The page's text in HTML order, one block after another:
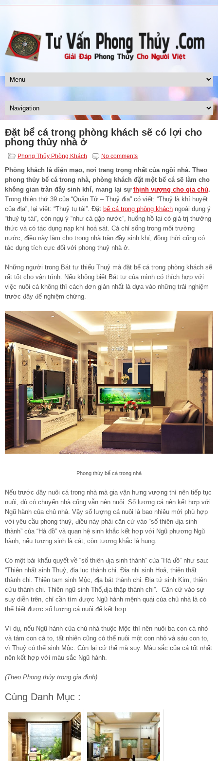
Đặt bể cá trong phòng khách sẽ có lợi cho
phong thủy nhà ở
Phong Thủy Phòng Khách No comments
Phòng khách là diện mạo, nơi trang trọng nhất của ngôi nhà. Theo
phong thủy bể cá trong nhà, phòng khách đặt một bể cá sẽ làm cho
không gian tràn đây sinh khí, mang lại sự thịnh vượng cho gia chủ.
Trong thiên thứ 39 của “Quản Tử – Thuỷ địa” có viết: “Thuỷ là khí huyết
của địa”, lại viết: “Thuỷ tụ tài”. Đặt bể cá trong phòng khách ngoài dụng ý
“thuỷ tụ tài”, còn ngụ ý “như cá gặp nước”, huống hồ lại có giá trị thưởng
thức và có tác dụng nạp khí hoá sát. Cá chỉ sống trong môi trường
nước, điều này làm cho trong nhà tràn đầy sinh khí, đồng thời cũng có
tác dụng tích cực đối với phong thuỷ nhà ở.
Những người trong Bát tự thiếu Thuỷ mà đặt bể cá trong phòng khách sẽ
rất tốt cho vận trình. Nếu không biết Bát tự của mình có thích hợp với
việc nuôi cá không thì cách đơn giản nhất là dựa vào những trải nghiệm
trước đây để nghiệm chứng.
Phong thủy bể cá trong nhà
Nếu trước đây nuôi cá trong nhà mà gia vận hưng vượng thì nên tiếp tục
nuôi, dù có chuyển nhà cũng vẫn nên nuôi. Số lượng cá nên kết hợp với
Ngũ hành của chủ nhà. Vậy số lượng cá nuôi là bao nhiêu mới phù hợp
với yêu cầu phong thuỷ, điều này phải căn cứ vào “số thiên địa sinh
thành” của “Hà đồ” và quan hệ sinh khắc kết hợp với Ngũ phương Ngũ
hành, nếu tương sinh là cát, còn tương khắc là hung.
Có một bài khẩu quyết về “số thiên địa sinh thành” của “Hà đồ” như sau:
“Thiên nhất sinh Thuỷ, địa lục thành chi. Địa nhị sinh Hoả, thiên thất
thành chi. Thiên tam sinh Mộc, địa bát thành chi. Địa tứ sinh Kim, thiên
cửu thành chi. Thiên ngũ sinh Thổ,địa thập thành chi”. Căn cứ vào sự
suy diễn trên, chỉ cần tìm được Ngũ hành mệnh quái của chủ nhà là có
thể biết được số lượng cá nuôi để kết hợp.
Ví dụ, nếu Ngũ hành của chủ nhà thuộc Mộc thì nên nuôi ba con cá nhỏ
và tám con cá to, tất nhiên cũng có thể nuôi một con nhỏ và sáu con to,
vì Thuỷ có thể sinh Mộc. Còn lại cứ thế mà suy. Màu sắc của cá tốt nhất
nên kết hợp với màu sắc Ngũ hành.
(Theo Phong thủy trong gia đình)
Cùng Danh Mục :